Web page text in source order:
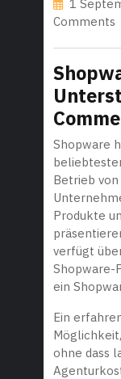
1
Comments
Shopware
Betrieb
Produkte
verfügt
Shopware-
ein
Ein
ohne dass